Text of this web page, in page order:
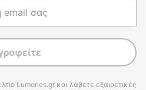
Lumories.gr και λάβετε εξαιρετικές